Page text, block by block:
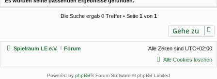
f
Die Suche ergab 0 Treffer • Seite 1von 1
Gehe zu
Spielraum LE e.V. Forum Alle Zeiten sind UTC+02:00
Alle Cookies löschen
Powered by phpBB® Forum Software © phpBB Limited